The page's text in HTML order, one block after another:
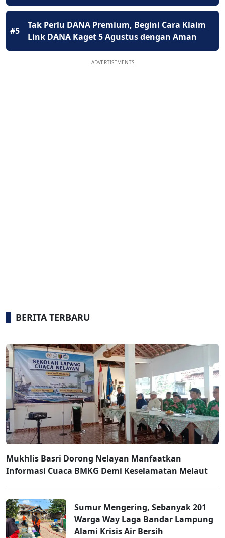
#5
Tak Perlu DANA Premium, Begini Cara Klaim
Link DANA Kaget 5 Agustus dengan Aman
ADVERTISEMENTS
BERITA TERBARU
Mukhlis Basri Dorong Nelayan Manfaatkan
Informasi Cuaca BMKG Demi Keselamatan Melaut
Sumur Mengering, Sebanyak 201
Warga Way Laga Bandar Lampung
Alami Krisis Air Bersih